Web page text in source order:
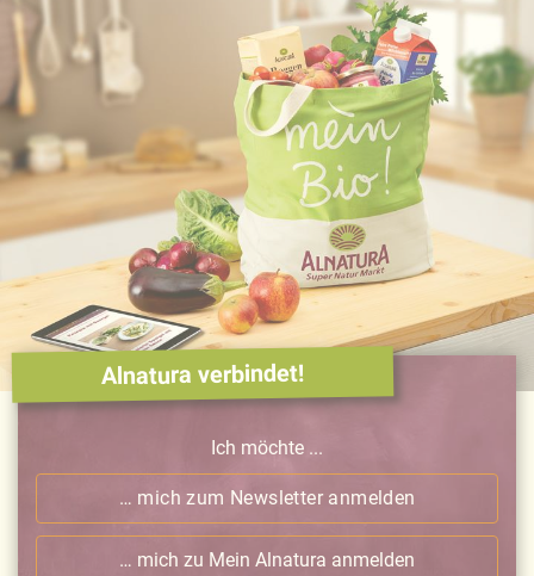
Alnatura verbindet!
Ich möchte ...
… mich zum Newsletter anmelden
… mich zu Mein Alnatura anmelden